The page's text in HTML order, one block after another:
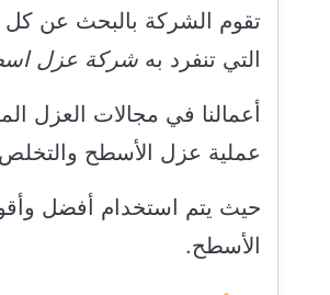
تقوم الشركة بالبحث عن
التي تنفرد به شركة عزل
أعمالنا في مجالات العزل
عملية عزل الأسطح والتخلص
حيث يتم استخدام أفضل
الأسطح.